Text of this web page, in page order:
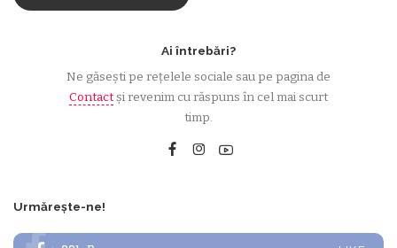
Ai întrebări?
Ne găsești pe rețelele sociale sau pe pagina de
Contactși revenim cu răspuns în cel mai scurt
timp.
Urmărește-ne!